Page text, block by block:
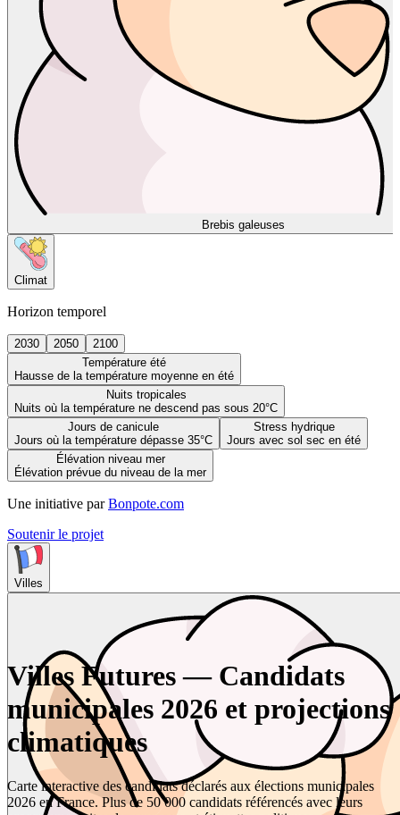
Brebis galeuses
Climat
Horizon temporel
2030 2050
2100
Température été
Hausse de la température moyenne en été
Nuits tropicales
Nuits où la température ne descend pas sous 20°C
Jours de canicule
Jours où la température dépasse 35°C
Stress hydrique
Jours avec sol sec en été
Élévation niveau mer
Élévation prévue du niveau de la mer
Une initiative par Bonpote.com
Soutenir le projet
Villes
Villes Futures — Candidats
municipales 2026 et projections
climatiques
Carte interactive des candidats déclarés aux élections municipales
2026 en France. Plus de 50 000 candidats référencés avec leurs